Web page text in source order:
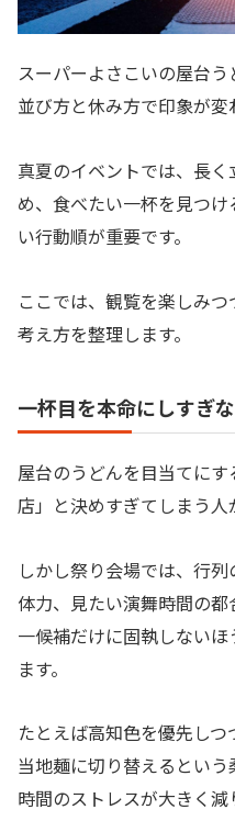
スーパーよさこいの屋台う
並び方と休み方で印象が変
真夏のイベントでは、長
め、食べたい一杯を見つ
い行動順が重要です。
ここでは、観覧を楽しみ
考え方を整理します。
一杯目を本命にしすぎ
屋台のうどんを目当てに
店」と決めすぎてしまう人
しかし祭り会場では、行
体力、見たい演舞時間の
一候補だけに固執しない
ます。
たとえば高知色を優先し
当地麺に切り替えるとい
時間のストレスが大きく減